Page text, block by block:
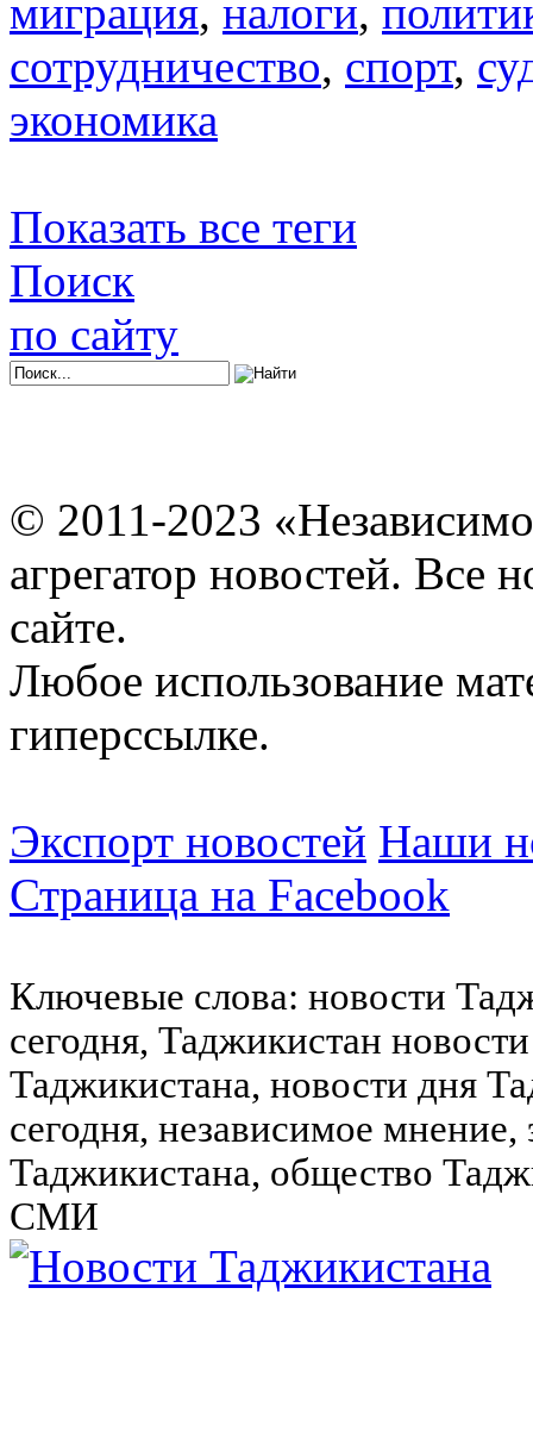
миграция, налоги,
сотрудничество, спорт,
экономика
Показать все теги
Поиск
по сайту
© 2011-2023
агрегатор новостей. Все
сайте.
Любое использование
гиперссылке.
Экспорт новостей Наши
Страница на Facebook
Ключевые слова: новости
сегодня, Таджикистан
Таджикистана, новости дня
сегодня, независимое
Таджикистана, общество
СМИ